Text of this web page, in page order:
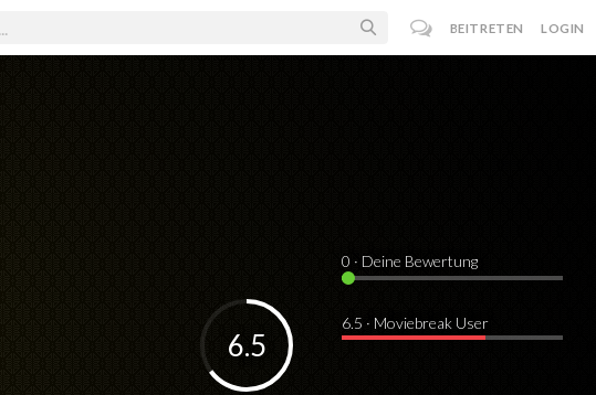
BEITRETEN LOGIN
6.5
0 · Deine Bewertung
6.5 · Moviebreak User